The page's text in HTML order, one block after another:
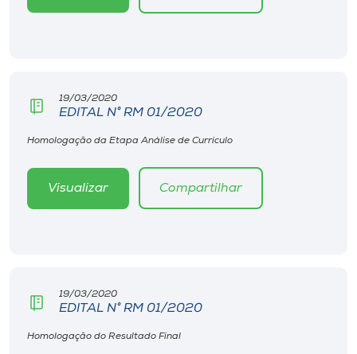
o idioma
19/03/2020
EDITAL N° RM 01/2020
Homologação da Etapa Análise de Currículo
Visualizar Compartilhar
19/03/2020
EDITAL N° RM 01/2020
Homologação do Resultado Final